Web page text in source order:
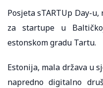
Posjeta sTARTUp Day-
za startupe u
estonskom gradu Tartu.
Estonija, mala država u
napredno digitalno